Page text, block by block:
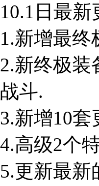
10.1日最
1.新增最
2.新终极装
战斗.
3.新增10
4.高级2个
5.更新最新